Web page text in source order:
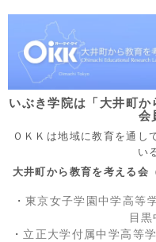
いぶき学院は「大井町
会
ＯＫＫは地域に教育を通し
い
大井町から教育を考える会
・ 東京女子学園中学高等
目
・ 立正大学付属中学高等